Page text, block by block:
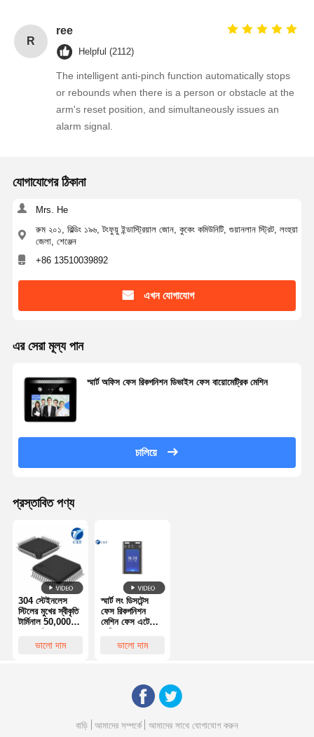
R
ree
Helpful (2112)
The intelligent anti-pinch function automatically stops
or rebounds when there is a person or obstacle at the
arm's reset position, and simultaneously issues an
alarm signal.
যোগাযোগের ঠিকানা
Mrs. He
রুম ২০১, বিল্ডিং ১৯৬, টংফুয়ু ইন্ডাস্ট্রিয়াল জোন, কুকেং কমিউনিটি, গুয়ানলান স্ট্রিট, লংহুয়া
জেলা, শেঞ্জেন
+86 13510039892
এখন যোগাযোগ
এর সেরা মূল্য পান
স্মার্ট অফিস ফেস রিকগনিশন ডিভাইস ফেস বায়োমেট্রিক মেশিন
চালিয়ে
প্রস্তাবিত পণ্য
304 স্টেইনলেস
স্টিলের মুখের স্বীকৃতি
টার্মিনাল 50,000
≤120ms স্বীকৃতি
ভালো দাম
স্মার্ট লং ডিসটেন্স
ফেস রিকগনিশন
মেশিন ফেস এটেন্ডেন্স
ভালো দাম
বাড়ি আমাদের সম্পর্কে আমাদের সাথে যোগাযোগ করুন